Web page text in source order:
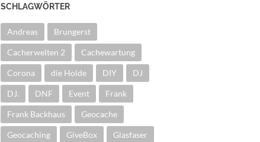
SCHLAGWÖRTER
Andreas Brungerst
Cacherwelten 2 Cachewartung
Corona die Holde DIY DJ
DJ. DNF Event Frank
Frank Backhaus Geocache
Geocaching GiveBox Glasfaser